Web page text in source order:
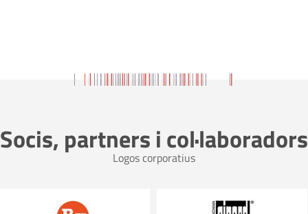
Socis, partners i col·laboradors
Logos corporatius